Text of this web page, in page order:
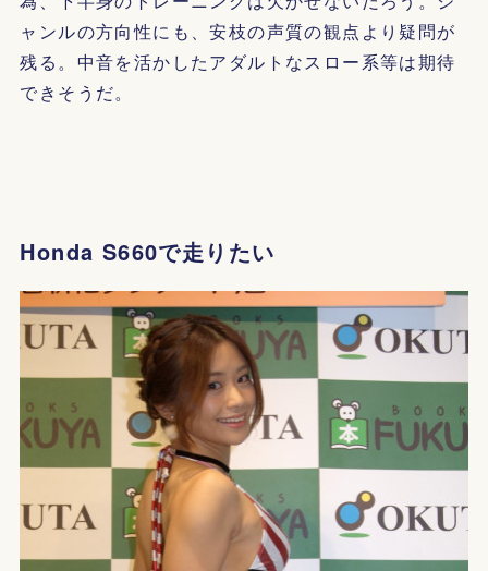
ャンルの方向性にも、安枝の声質の観点より疑問が
残る。中音を活かしたアダルトなスロー系等は期待
できそうだ。
Honda S660で走りたい